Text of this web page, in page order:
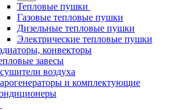
Тепловые пушки
Газовые тепловые пушки
Дизельные тепловые пушки
Электрические тепловые пушки
конвекторы
завесы
воздуха
и комплектующие